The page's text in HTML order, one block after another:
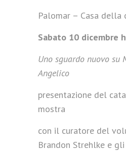
Palomar – Casa della
Sabato 10 dicembre
Uno sguardo nuovo su
Angelico
presentazione del
mostra
con il curatore del
Brandon Strehlke e